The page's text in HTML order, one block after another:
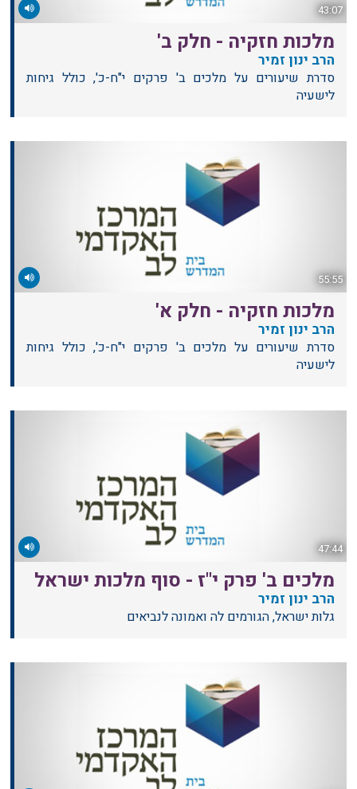
43:07
מלכות חזקיה - חלק ב'
הרב ינון זמיר
סדרת שיעורים על מלכים ב' פרקים י"ח-כ', כולל גיחות
לישעיה
55:55
מלכות חזקיה - חלק א'
הרב ינון זמיר
סדרת שיעורים על מלכים ב' פרקים י"ח-כ', כולל גיחות
לישעיה
47:44
מלכים ב' פרק י"ז - סוף מלכות ישראל
הרב ינון זמיר
גלות ישראל, הגורמים לה ואמונה לנביאים